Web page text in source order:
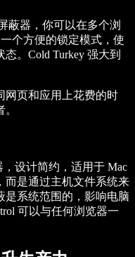
蔽器，你可以在多个浏
个方便的锁定模式，使
。Cold Turkey 强大到
网页和应用上花费的时
设计简约，适用于 Mac
而是通过主机文件系统来
是系统范围的，影响电脑
可以与任何浏览器一